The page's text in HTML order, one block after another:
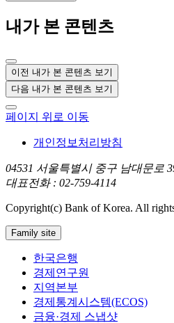
내가 본 콘텐츠
이전 내가 본 콘텐츠 보기
다음 내가 본 콘텐츠 보기
페이지 위로 이동
개인정보처리방침
04531 서울특별시 중구 남대문로
대표전화 : 02-759-4114
Copyright(c) Bank of Korea. All
Family site
한국은행
경제연구원
지역본부
경제통계시스템(ECOS)
금융·경제 스냅샷